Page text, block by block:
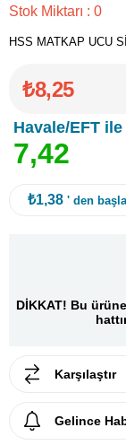
Stok Miktarı : 0
HSS MATKAP UCU
₺8,25
Havale/EFT
7,42
₺1,38 ' den
DİKKAT! Bu
Karşılaştır
Gelince